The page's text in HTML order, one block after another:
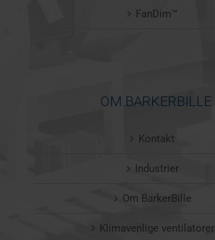
FanDim™
OM BARKERBILLE
Kontakt
Industrier
Om BarkerBille
Klimavenlige ventilatorer